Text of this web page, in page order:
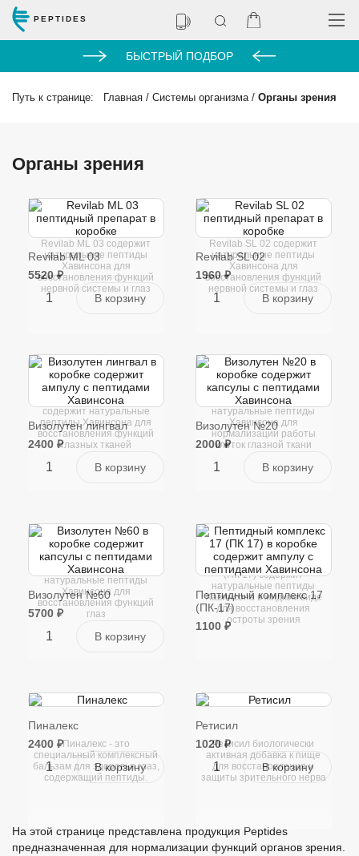
PEPTIDES
БЫСТРЫЙ ПОДБОР
Путь к странице: Главная / Системы организма / Органы зрения
Органы зрения
Revilab ML 03 содержит
натуральные пептиды
Хавинсона для
восстановления функций
нервной системы и глаз
Revilab ML 03
5520 ₽
Revilab SL 02 содержит
натуральные пептиды
Хавинсона для
восстановления функций
нервной системы и глаз
Revilab SL 02
1960 ₽
Визолутен лингвал
содержит натуральные
пептиды Хавинсона для
восстановления функций
глазных тканей
Визолутен лингвал
2400 ₽
Визолутен №20 содержит
натуральные пептиды
Хавинсона для
нормализации работы
клеток глазной ткани
Визолутен №20
2000 ₽
Визолутен №60 содержит
натуральные пептиды
Хавинсона для
восстановления функций
глаз
Визолутен №60
5700 ₽
Пептидный комплекс 17
(ПК 17) содержит
натуральные пептиды
Хавинсона в жидком виде
для восстановления
остроты зрения
Пептидный комплекс 17
(ПК-17)
1100 ₽
Пиналекс - это
специальный комплексный
бальзам для здоровья глаз,
содержащий пептиды.
Пиналекс
2400 ₽
Ретисил биологически
активная добавка к пище
для восстановления и
защиты зрительного нерва
Ретисил
1020 ₽
На этой странице представлена продукция Peptides
предназначенная для нормализации функций органов зрения.